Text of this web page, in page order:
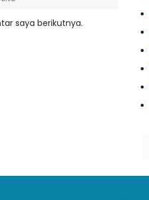
saya berikutnya.